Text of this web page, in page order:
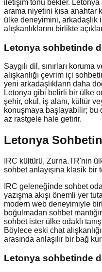
iletişim tonu bekler.
arama niyetini kısa anahtar
ülke deneyimini, arkadaşlık
alışkanlıklarını birlikte
Letonya sohbetinde
Saygılı dil, sınırları
alışkanlığı çevrim içi
yeni arkadaşlıkların daha
Letonya gibi belirli bir ülke
şehir, okul, iş alanı, kültür
konuşmaya başlayabilir; bu
az rastgele hale getirir.
Letonya
IRC kültürü, Zurna.TR'nin
sohbet anlayışına klasik bir
IRC geleneğinde sohbet
yazışma akışı önemli yer
modern web deneyimiyle
boğulmadan sohbet
sohbet ister ülke odaklı
Böylece eski chat
arasında anlaşılır bir bağ
Letonya sohbetinde